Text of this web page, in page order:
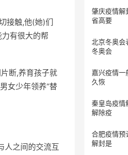
接触,他(她)们
有很大的帮
断,养育孩子就
女少年领养“替
人之间的交流互
肇庆疫情解
省高要
北京冬奥会
冬奥会
嘉兴疫情一
久恢
秦皇岛疫情
解除疫
合肥疫情预
解封是